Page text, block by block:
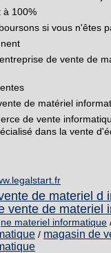
à 100%
si vous n'êtes
de vente de
de matériel
de vente
dans la vente
de materiel d
vente de materiel
materiel informatique
/ magasin de